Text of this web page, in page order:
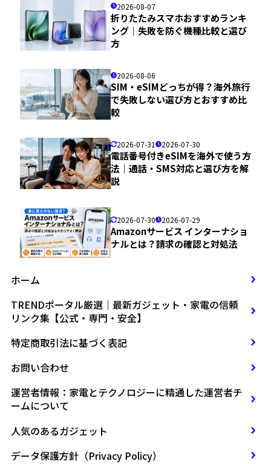
2026-08-07
折りたたみスマホおすすめランキ
ング｜失敗を防ぐ機種比較と選び
方
2026-08-06
SIM・eSIMどっちが得？海外旅行
で失敗しない選び方とおすすめ比
較
2026-07-31 2026-07-30
電話番号付きeSIMを海外で使う方
法｜通話・SMS対応と選び方を解
説
2026-07-30 2026-07-29
Amazonサービス インターナショ
ナルとは？請求の確認と対処法
ホーム
TRENDポータル厳選｜最新ガジェット・家電の信頼
リンク集【公式・専門・安全】
特定商取引法に基づく表記
お問い合わせ
運営者情報：家電とテクノロジーに精通した運営者チ
ームについて
人気のあるガジェット
データ保護方針（Privacy Policy）